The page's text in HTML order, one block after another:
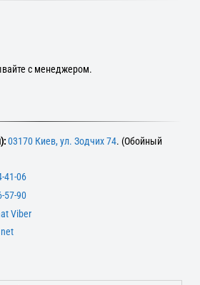
с менеджером.
03170 Киев, ул. Зодчих 74. (Обойный
41-06
57-90
Viber